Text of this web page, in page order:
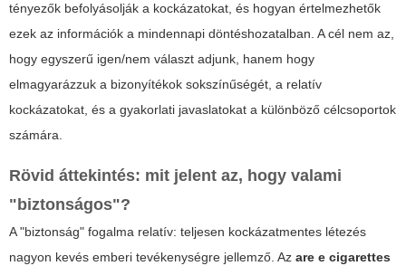
tényezők befolyásolják a kockázatokat, és hogyan értelmezhetők
ezek az információk a mindennapi döntéshozatalban. A cél nem az,
hogy egyszerű igen/nem választ adjunk, hanem hogy
elmagyarázzuk a bizonyítékok sokszínűségét, a relatív
kockázatokat, és a gyakorlati javaslatokat a különböző célcsoportok
számára.
Rövid áttekintés: mit jelent az, hogy valami
"biztonságos"?
A "biztonság" fogalma relatív: teljesen kockázatmentes létezés
nagyon kevés emberi tevékenységre jellemző. Az are e cigarettes